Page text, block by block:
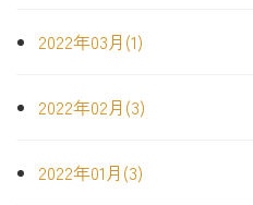
2022年03月(1)
2022年02月(3)
2022年01月(3)